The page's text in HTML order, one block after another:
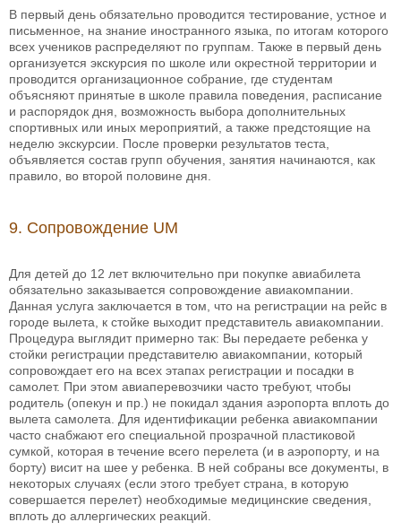
В первый день обязательно проводится тестирование, устное и
письменное, на знание иностранного языка, по итогам которого
всех учеников распределяют по группам. Также в первый день
организуется экскурсия по школе или окрестной территории и
проводится организационное собрание, где студентам
объясняют принятые в школе правила поведения, расписание
и распорядок дня, возможность выбора дополнительных
спортивных или иных мероприятий, а также предстоящие на
неделю экскурсии. После проверки результатов теста,
объявляется состав групп обучения, занятия начинаются, как
правило, во второй половине дня.
9. Сопровождение UM
Для детей до 12 лет включительно при покупке авиабилета
обязательно заказывается сопровождение авиакомпании.
Данная услуга заключается в том, что на регистрации на рейс в
городе вылета, к стойке выходит представитель авиакомпании.
Процедура выглядит примерно так: Вы передаете ребенка у
стойки регистрации представителю авиакомпании, который
сопровождает его на всех этапах регистрации и посадки в
самолет. При этом авиаперевозчики часто требуют, чтобы
родитель (опекун и пр.) не покидал здания аэропорта вплоть до
вылета самолета. Для идентификации ребенка авиакомпании
часто снабжают его специальной прозрачной пластиковой
сумкой, которая в течение всего перелета (и в аэропорту, и на
борту) висит на шее у ребенка. В ней собраны все документы, в
некоторых случаях (если этого требует страна, в которую
совершается перелет) необходимые медицинские сведения,
вплоть до аллергических реакций.